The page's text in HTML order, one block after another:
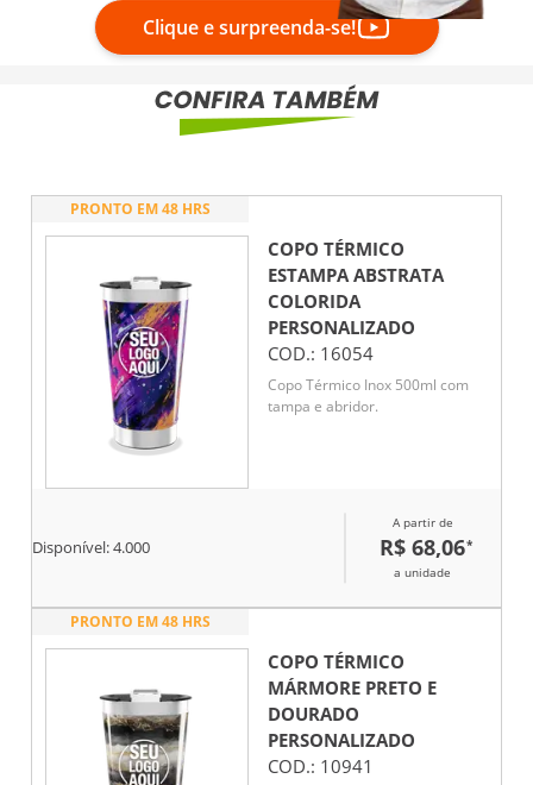
Clique e surpreenda-se!
PRONTO EM 48 HRS
COPO TÉRMICO
ESTAMPA ABSTRATA
COLORIDA
PERSONALIZADO
COD.: 16054
Copo Térmico Inox 500ml com
tampa e abridor.
Disponível:4.000
A partir de
R$ 68,06*
a unidade
PRONTO EM 48 HRS
COPO TÉRMICO
MÁRMORE PRETO E
DOURADO
PERSONALIZADO
COD.: 10941